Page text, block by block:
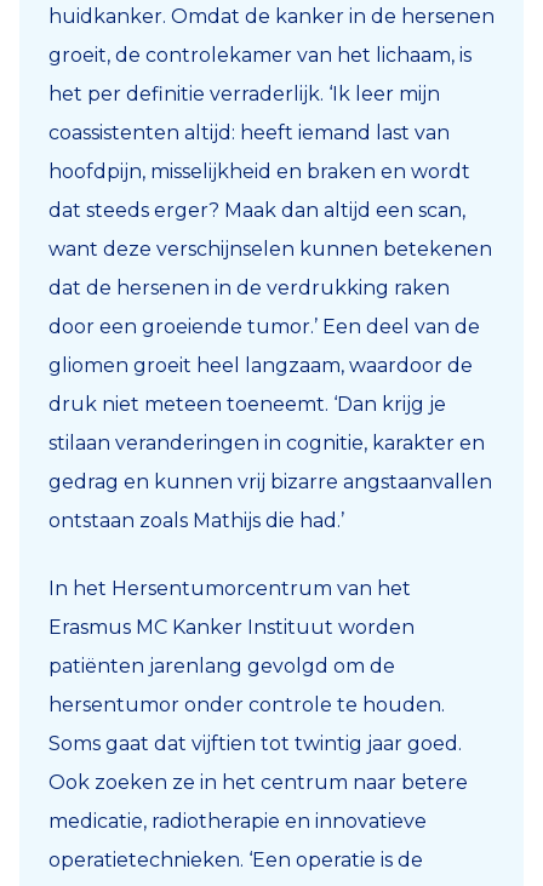
huidkanker. Omdat de kanker in de hersenen
groeit, de controlekamer van het lichaam, is
het per definitie verraderlijk. ‘Ik leer mijn
coassistenten altijd: heeft iemand last van
hoofdpijn, misselijkheid en braken en wordt
dat steeds erger? Maak dan altijd een scan,
want deze verschijnselen kunnen betekenen
dat de hersenen in de verdrukking raken
door een groeiende tumor.’ Een deel van de
gliomen groeit heel langzaam, waardoor de
druk niet meteen toeneemt. ‘Dan krijg je
stilaan veranderingen in cognitie, karakter en
gedrag en kunnen vrij bizarre angstaanvallen
ontstaan zoals Mathijs die had.’
In het Hersentumorcentrum van het
Erasmus MC Kanker Instituut worden
patiënten jarenlang gevolgd om de
hersentumor onder controle te houden.
Soms gaat dat vijftien tot twintig jaar goed.
Ook zoeken ze in het centrum naar betere
medicatie, radiotherapie en innovatieve
operatietechnieken. ‘Een operatie is de